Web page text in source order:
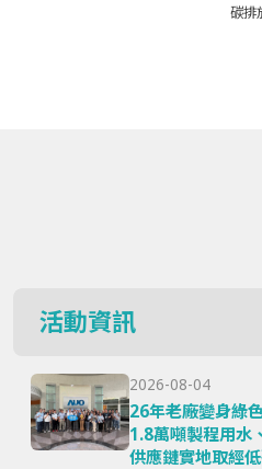
碳排
活動資訊
2026-08-04
26年老廠變身綠
1.8萬噸製程用水
供應鏈實地取經